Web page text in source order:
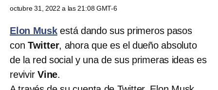
octubre 31, 2022 a las 21:08 GMT-6
Elon Muskestá dando sus primeros pasos
con Twitter, ahora que es el dueño absoluto
de la red social y una de sus primeras ideas es
revivir Vine.